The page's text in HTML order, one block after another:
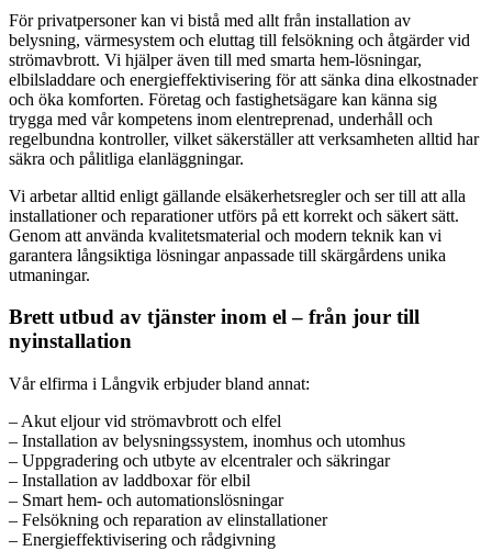
För privatpersoner kan vi bistå med allt från installation av
belysning, värmesystem och eluttag till felsökning och åtgärder vid
strömavbrott. Vi hjälper även till med smarta hem-lösningar,
elbilsladdare och energieffektivisering för att sänka dina elkostnader
och öka komforten. Företag och fastighetsägare kan känna sig
trygga med vår kompetens inom elentreprenad, underhåll och
regelbundna kontroller, vilket säkerställer att verksamheten alltid har
säkra och pålitliga elanläggningar.
Vi arbetar alltid enligt gällande elsäkerhetsregler och ser till att alla
installationer och reparationer utförs på ett korrekt och säkert sätt.
Genom att använda kvalitetsmaterial och modern teknik kan vi
garantera långsiktiga lösningar anpassade till skärgårdens unika
utmaningar.
Brett utbud av tjänster inom el – från jour till
nyinstallation
Vår elfirma i Långvik erbjuder bland annat:
– Akut eljour vid strömavbrott och elfel
– Installation av belysningssystem, inomhus och utomhus
– Uppgradering och utbyte av elcentraler och säkringar
– Installation av laddboxar för elbil
– Smart hem- och automationslösningar
– Felsökning och reparation av elinstallationer
– Energieffektivisering och rådgivning